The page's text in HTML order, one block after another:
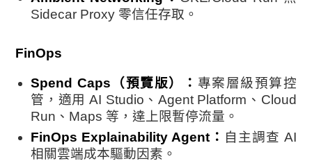
Sidecar Proxy 零信任存取。
FinOps
Spend Caps（預覽版）： 專案層級預算控
管，適用 AI Studio、Agent Platform、Cloud
Run、Maps 等，達上限暫停流量。
FinOps Explainability Agent： 自主調查 AI
相關雲端成本驅動因素。